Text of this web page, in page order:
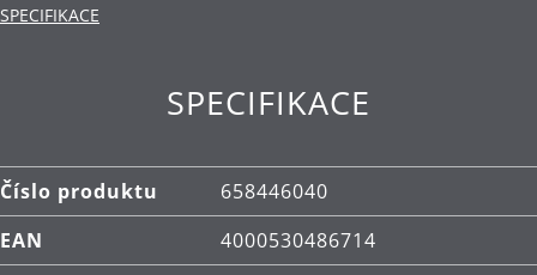
SPECIFIKACE
SPECIFIKACE
Číslo produktu
658446040
EAN
4000530486714